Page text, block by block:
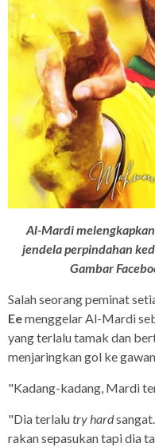
Al-Mardi
jendela perpindahan
Gambar
Salah seorang peminat
Eemenggelar Al-Mardi
yang terlalu tamak dan
menjaringkan gol ke
"Kadang-kadang, Mardi
"Dia terlalutry hard
rakan sepasukan tapi dia